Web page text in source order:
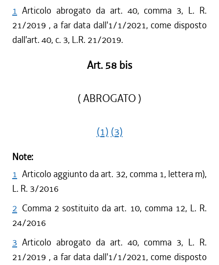
1 Articolo abrogato da art. 40, comma 3, L. R.
21/2019 , a far data dall'1/1/2021, come disposto
dall'art. 40, c. 3, L.R. 21/2019.
Art. 58 bis
( ABROGATO )
(1) (3)
Note:
1 Articolo aggiunto da art. 32, comma 1, lettera m),
L. R. 3/2016
2 Comma 2 sostituito da art. 10, comma 12, L. R.
24/2016
3 Articolo abrogato da art. 40, comma 3, L. R.
21/2019 , a far data dall'1/1/2021, come disposto